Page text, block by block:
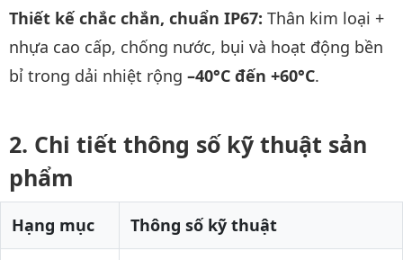
Thiết kế chắc chắn, chuẩn IP67: Thân kim loại +
nhựa cao cấp, chống nước, bụi và hoạt động bền
bỉ trong dải nhiệt rộng –40°C đến +60°C.
Chi tiết thông số kỹ thuật sản
phẩm
Hạng mục Thông số kỹ thuật